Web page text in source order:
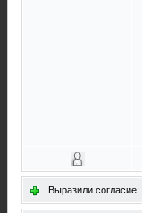
Выразили согласие: